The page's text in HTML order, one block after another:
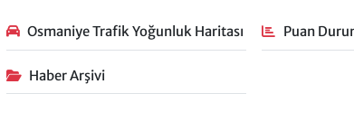
Osmaniye Trafik Yoğunluk Haritası Puan
Haber Arşivi